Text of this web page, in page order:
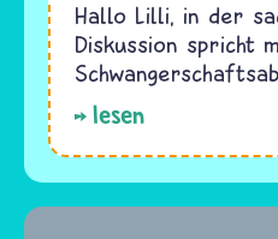
Hallo Lilli, in der
Diskussion spricht
lesen